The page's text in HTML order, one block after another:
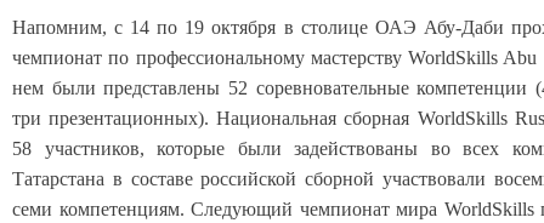
Напомним, с 14 по 19 октября в столице ОАЭ Абу-Даби
чемпионат по профессиональному мастерству WorldSkills
нем были представлены 52 соревновательные компетенции
три презентационных). Национальная сборная WorldSkills
58 участников, которые были задействованы во всех
Татарстана в составе российской сборной участвовали
семи компетенциям. Следующий чемпионат мира WorldSkills